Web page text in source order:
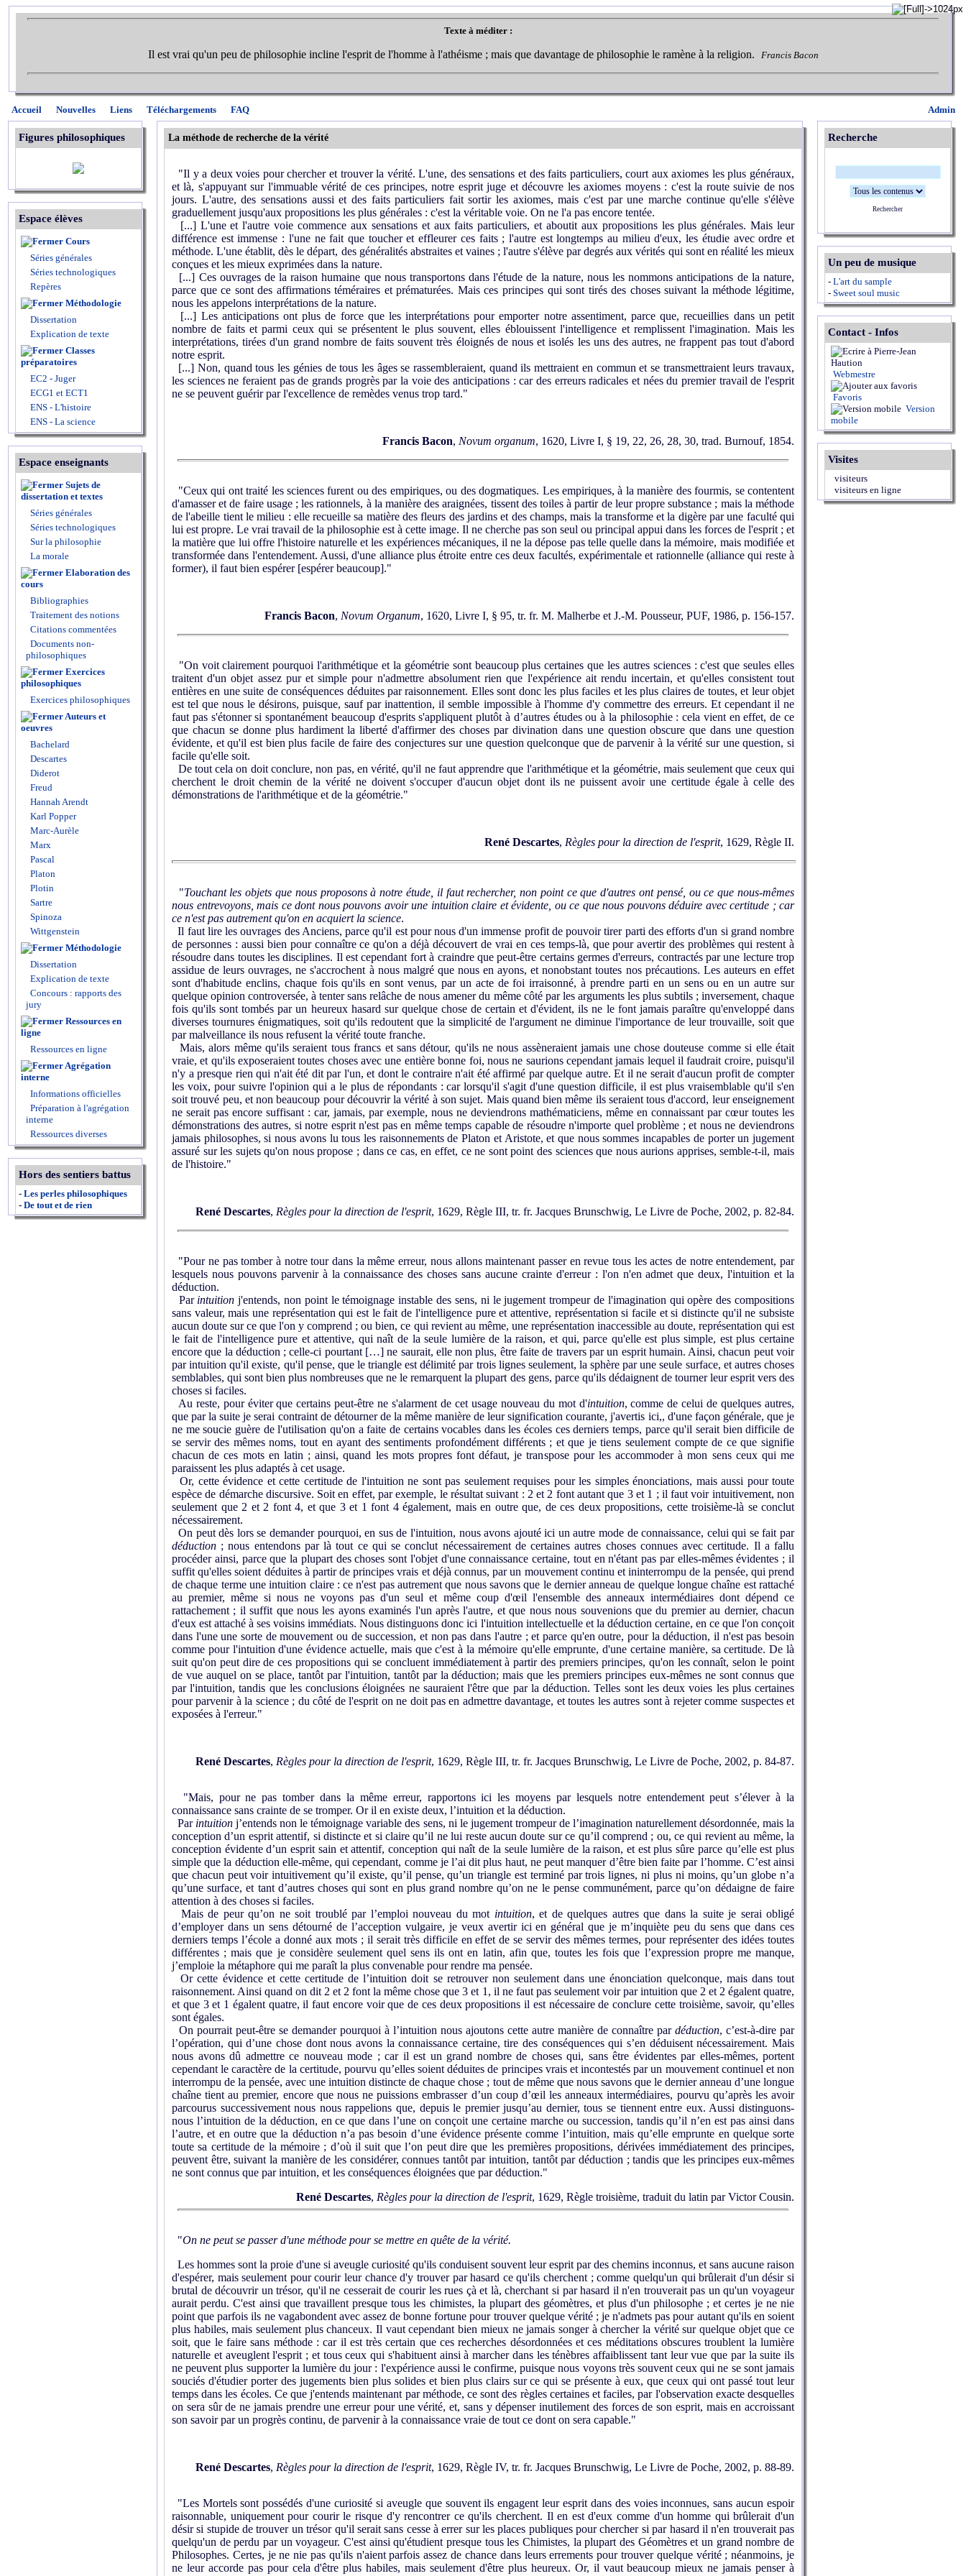
Texte à méditer :
Il est vrai qu'un peu de philosophie incline l'esprit de l'homme à l'athéisme ; mais que davantage de philosophie le ramène à la religion. Francis Bacon
Admin
Accueil Nouvelles Liens Téléchargements FAQ
Figures philosophiques
Espace élèves
Cours
Séries générales
Séries technologiques
Repères
Méthodologie
Dissertation
Explication de texte
Classes
préparatoires
EC2 - Juger
ECG1 et ECT1
ENS - L'histoire
ENS - La science
Espace enseignants
Sujets de
dissertation et textes
Séries générales
Séries technologiques
Sur la philosophie
La morale
Elaboration des
cours
Bibliographies
Traitement des notions
Citations commentées
Documents non-
philosophiques
Exercices
philosophiques
Exercices philosophiques
Auteurs et
oeuvres
Bachelard
Descartes
Diderot
Freud
Hannah Arendt
Karl Popper
Marc-Aurèle
Marx
Pascal
Platon
Plotin
Sartre
Spinoza
Wittgenstein
Méthodologie
Dissertation
Explication de texte
Concours : rapports des
jury
Ressources en
ligne
Ressources en ligne
Agrégation
interne
Informations officielles
Préparation à l'agrégation
interne
Ressources diverses
Hors des sentiers battus
- Les perles philosophiques
- De tout et de rien
La méthode de recherche de la vérité
"Il y a deux voies pour chercher et trouver la vérité. L'une, des sensations et des faits particuliers, court aux axiomes les plus généraux,
et là, s'appuyant sur l'immuable vérité de ces principes, notre esprit juge et découvre les axiomes moyens : c'est la route suivie de nos
jours. L'autre, des sensations aussi et des faits particuliers fait sortir les axiomes, mais c'est par une marche continue qu'elle s'élève
graduellement jusqu'aux propositions les plus générales : c'est la véritable voie. On ne l'a pas encore tentée.
[...] L'une et l'autre voie commence aux sensations et aux faits particuliers, et aboutit aux propositions les plus générales. Mais leur
différence est immense : l'une ne fait que toucher et effleurer ces faits ; l'autre est longtemps au milieu d'eux, les étudie avec ordre et
méthode. L'une établit, dès le départ, des généralités abstraites et vaines ; l'autre s'élève par degrés aux vérités qui sont en réalité les mieux
conçues et les mieux exprimées dans la nature.
[...] Ces ouvrages de la raison humaine que nous transportons dans l'étude de la nature, nous les nommons anticipations de la nature,
parce que ce sont des affirmations téméraires et prématurées. Mais ces principes qui sont tirés des choses suivant la méthode légitime,
nous les appelons interprétations de la nature.
[...] Les anticipations ont plus de force que les interprétations pour emporter notre assentiment, parce que, recueillies dans un petit
nombre de faits et parmi ceux qui se présentent le plus souvent, elles éblouissent l'intelligence et remplissent l'imagination. Mais les
interprétations, tirées d'un grand nombre de faits souvent très éloignés de nous et isolés les uns des autres, ne frappent pas tout d'abord
notre esprit.
[...] Non, quand tous les génies de tous les âges se rassembleraient, quand ils mettraient en commun et se transmettraient leurs travaux,
les sciences ne feraient pas de grands progrès par la voie des anticipations : car des erreurs radicales et nées du premier travail de l'esprit
ne se peuvent guérir par l'excellence de remèdes venus trop tard."
Francis Bacon, Novum organum, 1620, Livre I, § 19, 22, 26, 28, 30, trad. Burnouf, 1854.
"Ceux qui ont traité les sciences furent ou des empiriques, ou des dogmatiques. Les empiriques, à la manière des fourmis, se contentent
d'amasser et de faire usage ; les rationnels, à la manière des araignées, tissent des toiles à partir de leur propre substance ; mais la méthode
de l'abeille tient le milieu : elle recueille sa matière des fleurs des jardins et des champs, mais la transforme et la digère par une faculté qui
lui est propre. Le vrai travail de la philosophie est à cette image. Il ne cherche pas son seul ou principal appui dans les forces de l'esprit ; et
la matière que lui offre l'histoire naturelle et les expériences mécaniques, il ne la dépose pas telle quelle dans la mémoire, mais modifiée et
transformée dans l'entendement. Aussi, d'une alliance plus étroite entre ces deux facultés, expérimentale et rationnelle (alliance qui reste à
former), il faut bien espérer [espérer beaucoup]."
Francis Bacon, Novum Organum, 1620, Livre I, § 95, tr. fr. M. Malherbe et J.-M. Pousseur, PUF, 1986, p. 156-157.
"On voit clairement pourquoi l'arithmétique et la géométrie sont beaucoup plus certaines que les autres sciences : c'est que seules elles
traitent d'un objet assez pur et simple pour n'admettre absolument rien que l'expérience ait rendu incertain, et qu'elles consistent tout
entières en une suite de conséquences déduites par raisonnement. Elles sont donc les plus faciles et les plus claires de toutes, et leur objet
est tel que nous le désirons, puisque, sauf par inattention, il semble impossible à l'homme d'y commettre des erreurs. Et cependant il ne
faut pas s'étonner si spontanément beaucoup d'esprits s'appliquent plutôt à d’autres études ou à la philosophie : cela vient en effet, de ce
que chacun se donne plus hardiment la liberté d'affirmer des choses par divination dans une question obscure que dans une question
évidente, et qu'il est bien plus facile de faire des conjectures sur une question quelconque que de parvenir à la vérité sur une question, si
facile qu'elle soit.
De tout cela on doit conclure, non pas, en vérité, qu'il ne faut apprendre que l'arithmétique et la géométrie, mais seulement que ceux qui
cherchent le droit chemin de la vérité ne doivent s'occuper d'aucun objet dont ils ne puissent avoir une certitude égale à celle des
démonstrations de l'arithmétique et de la géométrie."
René Descartes, Règles pour la direction de l'esprit, 1629, Règle II.
"Touchant les objets que nous proposons à notre étude, il faut rechercher, non point ce que d'autres ont pensé, ou ce que nous-mêmes
nous entrevoyons, mais ce dont nous pouvons avoir une intuition claire et évidente, ou ce que nous pouvons déduire avec certitude ; car
ce n'est pas autrement qu'on en acquiert la science.
Il faut lire les ouvrages des Anciens, parce qu'il est pour nous d'un immense profit de pouvoir tirer parti des efforts d'un si grand nombre
de personnes : aussi bien pour connaître ce qu'on a déjà découvert de vrai en ces temps-là, que pour avertir des problèmes qui restent à
résoudre dans toutes les disciplines. Il est cependant fort à craindre que peut-être certains germes d'erreurs, contractés par une lecture trop
assidue de leurs ouvrages, ne s'accrochent à nous malgré que nous en ayons, et nonobstant toutes nos précautions. Les auteurs en effet
sont d'habitude enclins, chaque fois qu'ils en sont venus, par un acte de foi irraisonné, à prendre parti en un sens ou en un autre sur
quelque opinion controversée, à tenter sans relâche de nous amener du même côté par les arguments les plus subtils ; inversement, chaque
fois qu'ils sont tombés par un heureux hasard sur quelque chose de certain et d'évident, ils ne le font jamais paraître qu'enveloppé dans
diverses tournures énigmatiques, soit qu'ils redoutent que la simplicité de l'argument ne diminue l'importance de leur trouvaille, soit que
par malveillance ils nous refusent la vérité toute franche.
Mais, alors même qu'ils seraient tous francs et sans détour, qu'ils ne nous assèneraient jamais une chose douteuse comme si elle était
vraie, et qu'ils exposeraient toutes choses avec une entière bonne foi, nous ne saurions cependant jamais lequel il faudrait croire, puisqu'il
n'y a presque rien qui n'ait été dit par l'un, et dont le contraire n'ait été affirmé par quelque autre. Et il ne serait d'aucun profit de compter
les voix, pour suivre l'opinion qui a le plus de répondants : car lorsqu'il s'agit d'une question difficile, il est plus vraisemblable qu'il s'en
soit trouvé peu, et non beaucoup pour découvrir la vérité à son sujet. Mais quand bien même ils seraient tous d'accord, leur enseignement
ne serait pas encore suffisant : car, jamais, par exemple, nous ne deviendrons mathématiciens, même en connaissant par cœur toutes les
démonstrations des autres, si notre esprit n'est pas en même temps capable de résoudre n'importe quel problème ; et nous ne deviendrons
jamais philosophes, si nous avons lu tous les raisonnements de Platon et Aristote, et que nous sommes incapables de porter un jugement
assuré sur les sujets qu'on nous propose ; dans ce cas, en effet, ce ne sont point des sciences que nous aurions apprises, semble-t-il, mais
de l'histoire."
René Descartes, Règles pour la direction de l'esprit, 1629, Règle III, tr. fr. Jacques Brunschwig, Le Livre de Poche, 2002, p. 82-84.
"Pour ne pas tomber à notre tour dans la même erreur, nous allons maintenant passer en revue tous les actes de notre entendement, par
lesquels nous pouvons parvenir à la connaissance des choses sans aucune crainte d'erreur : l'on n'en admet que deux, l'intuition et la
déduction.
Par intuition j'entends, non point le témoignage instable des sens, ni le jugement trompeur de l'imagination qui opère des compositions
sans valeur, mais une représentation qui est le fait de l'intelligence pure et attentive, représentation si facile et si distincte qu'il ne subsiste
aucun doute sur ce que l'on y comprend ; ou bien, ce qui revient au même, une représentation inaccessible au doute, représentation qui est
le fait de l'intelligence pure et attentive, qui naît de la seule lumière de la raison, et qui, parce qu'elle est plus simple, est plus certaine
encore que la déduction ; celle-ci pourtant […] ne saurait, elle non plus, être faite de travers par un esprit humain. Ainsi, chacun peut voir
par intuition qu'il existe, qu'il pense, que le triangle est délimité par trois lignes seulement, la sphère par une seule surface, et autres choses
semblables, qui sont bien plus nombreuses que ne le remarquent la plupart des gens, parce qu'ils dédaignent de tourner leur esprit vers des
choses si faciles.
Au reste, pour éviter que certains peut-être ne s'alarment de cet usage nouveau du mot d'intuition, comme de celui de quelques autres,
que par la suite je serai contraint de détourner de la même manière de leur signification courante, j'avertis ici,, d'une façon générale, que je
ne me soucie guère de l'utilisation qu'on a faite de certains vocables dans les écoles ces derniers temps, parce qu'il serait bien difficile de
se servir des mêmes noms, tout en ayant des sentiments profondément différents ; et que je tiens seulement compte de ce que signifie
chacun de ces mots en latin ; ainsi, quand les mots propres font défaut, je transpose pour les accommoder à mon sens ceux qui me
paraissent les plus adaptés à cet usage.
Or, cette évidence et cette certitude de l'intuition ne sont pas seulement requises pour les simples énonciations, mais aussi pour toute
espèce de démarche discursive. Soit en effet, par exemple, le résultat suivant : 2 et 2 font autant que 3 et 1 ; il faut voir intuitivement, non
seulement que 2 et 2 font 4, et que 3 et 1 font 4 également, mais en outre que, de ces deux propositions, cette troisième-là se conclut
nécessairement.
On peut dès lors se demander pourquoi, en sus de l'intuition, nous avons ajouté ici un autre mode de connaissance, celui qui se fait par
déduction ; nous entendons par là tout ce qui se conclut nécessairement de certaines autres choses connues avec certitude. Il a fallu
procéder ainsi, parce que la plupart des choses sont l'objet d'une connaissance certaine, tout en n'étant pas par elles-mêmes évidentes ; il
suffit qu'elles soient déduites à partir de principes vrais et déjà connus, par un mouvement continu et ininterrompu de la pensée, qui prend
de chaque terme une intuition claire : ce n'est pas autrement que nous savons que le dernier anneau de quelque longue chaîne est rattaché
au premier, même si nous ne voyons pas d'un seul et même coup d'œil l'ensemble des anneaux intermédiaires dont dépend ce
rattachement ; il suffit que nous les ayons examinés l'un après l'autre, et que nous nous souvenions que du premier au dernier, chacun
d'eux est attaché à ses voisins immédiats. Nous distinguons donc ici l'intuition intellectuelle et la déduction certaine, en ce que l'on conçoit
dans l'une une sorte de mouvement ou de succession, et non pas dans l'autre ; et parce qu'en outre, pour la déduction, il n'est pas besoin
comme pour l'intuition d'une évidence actuelle, mais que c'est à la mémoire qu'elle emprunte, d'une certaine manière, sa certitude. De là
suit qu'on peut dire de ces propositions qui se concluent immédiatement à partir des premiers principes, qu'on les connaît, selon le point
de vue auquel on se place, tantôt par l'intuition, tantôt par la déduction; mais que les premiers principes eux-mêmes ne sont connus que
par l'intuition, tandis que les conclusions éloignées ne sauraient l'être que par la déduction. Telles sont les deux voies les plus certaines
pour parvenir à la science ; du côté de l'esprit on ne doit pas en admettre davantage, et toutes les autres sont à rejeter comme suspectes et
exposées à l'erreur."
René Descartes, Règles pour la direction de l'esprit, 1629, Règle III, tr. fr. Jacques Brunschwig, Le Livre de Poche, 2002, p. 84-87.
"Mais, pour ne pas tomber dans la même erreur, rapportons ici les moyens par lesquels notre entendement peut s’élever à la
connaissance sans crainte de se tromper. Or il en existe deux, l’in­tuition et la déduction.
Par intuition j’entends non le témoignage variable des sens, ni le jugement trompeur de l’imagination naturellement désor­donnée, mais la
conception d’un esprit attentif, si distincte et si claire qu’il ne lui reste aucun doute sur ce qu’il comprend ; ou, ce qui revient au même, la
conception évidente d’un esprit sain et attentif, conception qui naît de la seule lumière de la raison, et est plus sûre parce qu’elle est plus
sim­ple que la déduction elle-même, qui cependant, comme je l’ai dit plus haut, ne peut manquer d’être bien faite par l’homme. C’est ainsi
que chacun peut voir intuitivement qu’il existe, qu’il pense, qu’un triangle est terminé par trois lignes, ni plus ni moins, qu’un globe n’a
qu’une surface, et tant d’autres choses qui sont en plus grand nombre qu’on ne le pense communément, parce qu’on dé­daigne de faire
attention à des choses si faciles.
Mais de peur qu’on ne soit troublé par l’emploi nouveau du mot intuition, et de quelques autres que dans la suite je serai obligé
d’employer dans un sens détourné de l’acception vulgaire, je veux avertir ici en général que je m’inquiète peu du sens que dans ces
derniers temps l’école a donné aux mots ; il serait très difficile en effet de se servir des mêmes termes, pour représenter des idées toutes
différentes ; mais que je considère seule­ment quel sens ils ont en latin, afin que, toutes les fois que l’expression propre me manque,
j’emploie la métaphore qui me paraît la plus convenable pour rendre ma pensée.
Or cette évidence et cette certitude de l’intui­tion doit se retrouver non seulement dans une énonciation quelconque, mais dans tout
raisonne­ment. Ainsi quand on dit 2 et 2 font la même chose que 3 et 1, il ne faut pas seule­ment voir par intuition que 2 et 2 égalent quatre,
et que 3 et 1 égalent quatre, il faut encore voir que de ces deux propositions il est nécessaire de conclure cette troisième, savoir, qu’elles
sont égales.
On pourrait peut-être se demander pourquoi à l’intuition nous ajoutons cette autre manière de connaître par déduction, c’est-à-dire par
l’opéra­tion, qui d’une chose dont nous avons la connaissance certaine, tire des conséquences qui s’en déduisent nécessairement. Mais
nous avons dû admettre ce nouveau mode ; car il est un grand nombre de choses qui, sans être évidentes par elles-mêmes, portent
cependant le caractère de la certitude, pourvu qu’elles soient déduites de prin­cipes vrais et incontestés par un mouvement con­tinuel et non
interrompu de la pensée, avec une intuition distincte de chaque chose ; tout de même que nous savons que le dernier anneau d’une longue
chaîne tient au premier, encore que nous ne puissions embrasser d’un coup d’œil les anneaux intermédiaires, pourvu qu’après les avoir
parcou­rus successivement nous nous rappelions que, depuis le premier jusqu’au dernier, tous se tien­nent entre eux. Aussi distinguons-
nous l’intuition de la déduction, en ce que dans l’une on conçoit une certaine marche ou succession, tandis qu’il n’en est pas ainsi dans
l’autre, et en outre que la déduction n’a pas besoin d’une évidence présente comme l’intuition, mais qu’elle emprunte en quel­que sorte
toute sa certitude de la mémoire ; d’où il suit que l’on peut dire que les premières proposi­tions, dérivées immédiatement des principes,
peu­vent être, suivant la manière de les considérer, connues tantôt par intuition, tantôt par déduction ; tandis que les principes eux-mêmes
ne sont connus que par intuition, et les conséquences éloignées que par déduction."
René Descartes, Règles pour la direction de l'esprit, 1629, Règle troisième, traduit du latin par Victor Cousin.
"On ne peut se passer d'une méthode pour se mettre en quête de la vérité.
Les hommes sont la proie d'une si aveugle curiosité qu'ils conduisent souvent leur esprit par des chemins inconnus, et sans aucune raison
d'espérer, mais seulement pour courir leur chance d'y trouver par hasard ce qu'ils cherchent ; comme quelqu'un qui brûlerait d'un désir si
brutal de découvrir un trésor, qu'il ne cesserait de courir les rues çà et là, cherchant si par hasard il n'en trouverait pas un qu'un voyageur
aurait perdu. C'est ainsi que travaillent presque tous les chimistes, la plupart des géomètres, et plus d'un philosophe ; et certes je ne nie
point que parfois ils ne vagabondent avec assez de bonne fortune pour trouver quelque vérité ; je n'admets pas pour autant qu'ils en soient
plus habiles, mais seulement plus chanceux. Il vaut cependant bien mieux ne jamais songer à chercher la vérité sur quelque objet que ce
soit, que le faire sans méthode : car il est très certain que ces recherches désordonnées et ces méditations obscures troublent la lumière
naturelle et aveuglent l'esprit ; et tous ceux qui s'habituent ainsi à marcher dans les ténèbres affaiblissent tant leur vue que par la suite ils
ne peuvent plus supporter la lumière du jour : l'expérience aussi le confirme, puisque nous voyons très souvent ceux qui ne se sont jamais
souciés d'étudier porter des jugements bien plus solides et bien plus clairs sur ce qui se présente à eux, que ceux qui ont passé tout leur
temps dans les écoles. Ce que j'entends maintenant par méthode, ce sont des règles certaines et faciles, par l'observation exacte desquelles
on sera sûr de ne jamais prendre une erreur pour une vérité, et, sans y dépenser inutilement des forces de son esprit, mais en accroissant
son savoir par un progrès continu, de parvenir à la connaissance vraie de tout ce dont on sera capable."
René Descartes, Règles pour la direction de l'esprit, 1629, Règle IV, tr. fr. Jacques Brunschwig, Le Livre de Poche, 2002, p. 88-89.
"Les Mortels sont possédés d'une curiosité si aveugle que souvent ils engagent leur esprit dans des voies inconnues, sans aucun espoir
raisonnable, uniquement pour courir le risque d'y rencontrer ce qu'ils cherchent. Il en est d'eux comme d'un homme qui brûlerait d'un
désir si stupide de trouver un trésor qu'il serait sans cesse à errer sur les places publiques pour chercher si par hasard il n'en trouverait pas
quelqu'un de perdu par un voyageur. C'est ainsi qu'étudient presque tous les Chimistes, la plupart des Géomètres et un grand nombre de
Philosophes. Certes, je ne nie pas qu'ils n'aient parfois assez de chance dans leurs errements pour trouver quelque vérité ; néanmoins, je
ne leur accorde pas pour cela d'être plus habiles, mais seulement d'être plus heureux. Or, il vaut beaucoup mieux ne jamais penser à
Recherche
Rechercher
Un peu de musique
- L'art du sample
- Sweet soul music
Contact - Infos
Webmestre
Favoris
Version
mobile
Visites
visiteurs
visiteurs en ligne